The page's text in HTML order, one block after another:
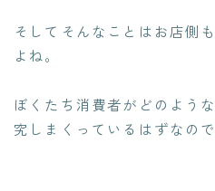
そしてそんなことはお店側
よね。
ぼくたち消費者がどのよう
究しまくっているはずなので